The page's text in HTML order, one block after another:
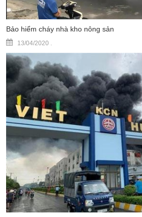
Bảo hiểm cháy nhà kho nông sản
13/04/2020 .